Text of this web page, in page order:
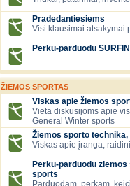
Pradedantiesiems
Visi klausimai atsakymai
Perku-parduodu
ŽIEMOS SPORTAS
Viskas apie žiemos
Vieta diskusijoms apie
General Winter sports
Žiemos sporto
Viskas apie įranga,
Perku-parduodu
sports
Parduodam, perkam,